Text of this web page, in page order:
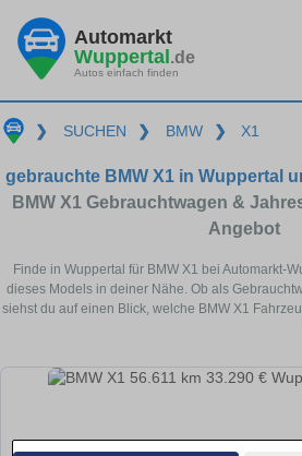
Automarkt
Wuppertal.de
Autos einfach finden
❯ SUCHEN ❯ BMW ❯ X1
gebrauchte BMW X1 in Wuppertal
BMW X1 Gebrauchtwagen &
Angebot
Finde in Wuppertal für BMW X1 bei Automarkt-
dieses Models in deiner Nähe. Ob als
siehst du auf einen Blick, welche BMW X1